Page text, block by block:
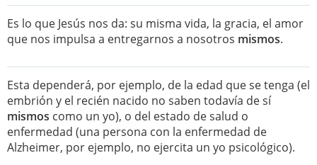
Es lo que Jesús nos da: su misma vida, la gracia, el amor
que nos impulsa a entregarnos a nosotros mismos.
Esta dependerá, por ejemplo, de la edad que se tenga (el
embrión y el recién nacido no saben todavía de sí
mismos como un yo), o del estado de salud o
enfermedad (una persona con la enfermedad de
Alzheimer, por ejemplo, no ejercita un yo psicológico).